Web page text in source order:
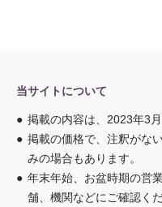
当サイトについて
● 掲載の内容は、2023年3
● 掲載の価格で、注釈がな
みの場合もあります。
● 年末年始、お盆時期の営
舗、機関などにご確認くだ